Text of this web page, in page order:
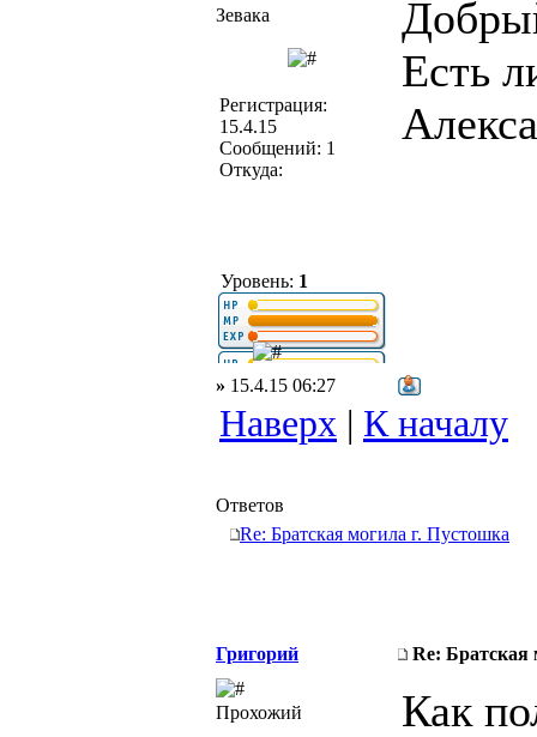
Зевака
Регистрация:
15.4.15
Сообщений: 1
Откуда:
Уровень: 1
Есть
» 15.4.15 06:27
Наверх | К началу
Ответов
Re: Братская могила г. Пустошка
Григорий Re: Братская
Прохожий
Как